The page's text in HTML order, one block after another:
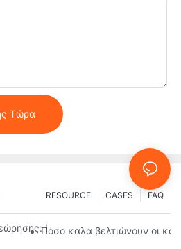
Τώρα
FAQ
CASES
RESOURCE
Βασικά εργαλεία για
Πόσο καλά βελτιώνουν οι